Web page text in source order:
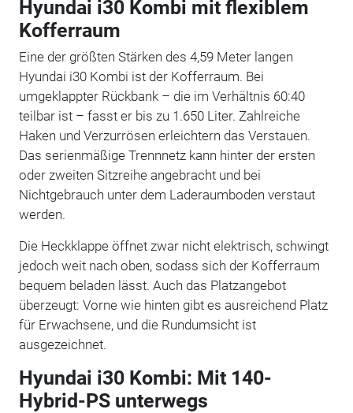
Hyundai i30 Kombi mit flexiblem
Kofferraum
Eine der größten Stärken des 4,59 Meter langen
Hyundai i30 Kombi ist der Kofferraum. Bei
umgeklappter Rückbank – die im Verhältnis 60:40
teilbar ist – fasst er bis zu 1.650 Liter. Zahlreiche
Haken und Verzurrösen erleichtern das Verstauen.
Das serienmäßige Trennnetz kann hinter der ersten
oder zweiten Sitzreihe angebracht und bei
Nichtgebrauch unter dem Laderaumboden verstaut
werden.
Die Heckklappe öffnet zwar nicht elektrisch, schwingt
jedoch weit nach oben, sodass sich der Kofferraum
bequem beladen lässt. Auch das Platzangebot
überzeugt: Vorne wie hinten gibt es ausreichend Platz
für Erwachsene, und die Rundumsicht ist
ausgezeichnet.
Hyundai i30 Kombi: Mit 140-
Hybrid-PS unterwegs